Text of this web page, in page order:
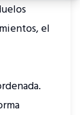
el